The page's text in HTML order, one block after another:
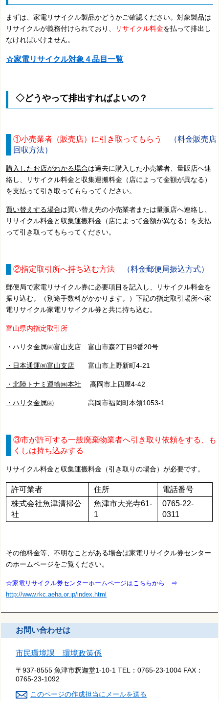
まずは、家電リサイクル製品かどうかご確認ください。対象製品は
リサイクルが義務付けられており、
リサイクル料金を払って排出し
なければいけません。
☆家電リサイクル対象４品目一覧
◇どうやって排出すればよいの？
①小売業者（販売店）に引き取ってもらう
（料金販売店
回収方法）
購入したお店がわかる場合は過去に購入した小売業者、量販店へ連
絡し、リサイクル料金と収集運搬料金（店によって金額が異なる）
を支払って引き取ってもらってください。
買い替えする場合は買い替え先の小売業者または量販店へ連絡し、
リサイクル料金と収集運搬料金（店によって金額が異なる）を支払
って引き取ってもらってください。
②指定取引所へ持ち込む方法 （料金郵便局振込方式）
郵便局で家電リサイクル券に必要項目を記入し、リサイクル料金を
振り込む。（別途手数料がかかります。）下記の指定取引場所へ家
電リサイクル家電リサイクル券と共に持ち込む。
富山県内指定取引所
・ハリタ金属㈱富山支店 富山市森2丁目9番20号
・日本通運㈱富山支店 富山市上野新町4-21
・北陸トナミ運輸㈱本社 高岡市上四屋4-42
・ハリタ金属㈱ 高岡市福岡町本領1053-1
③市が許可する一般廃棄物業者へ引き取り依頼をする、も
くしは持ち込みする
リサイクル料金と収集運搬料金（引き取りの場合）が必要です。
許可業者 住所
電話番号
株式会社魚津清掃公
社
魚津市大光寺61-
1
0765-22-
0311
その他料金等、不明なことがある場合は家電リサイクル券センター
のホームページをご覧ください。
☆家電リサイクル券センターホームページはこちらから ⇒
http://www.rkc.aeha.or.jp/index.html
お問い合わせは
市民環境課 環境政策係
〒937-8555 魚津市釈迦堂1-10-1 TEL：0765-23-1004 FAX：
0765-23-1092
このページの作成担当にメールを送る